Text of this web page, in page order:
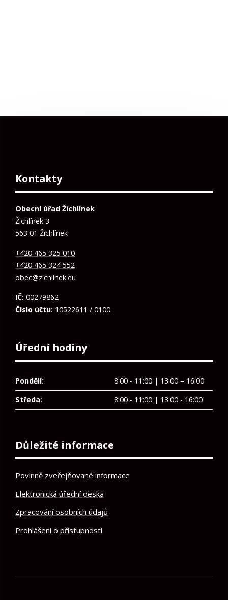
Kontakty
Obecní úřad Žichlínek
Žichlínek 3
563 01 Žichlínek
+420 465 325 010
+420 465 324 552
obec@zichlinek.eu
IČ: 00279862
Číslo účtu: 10522611 / 0100
Úřední hodiny
Pondělí:
8:00 - 11:00 | 13:00 – 16:00
Středa:
8:00 - 11:00 | 13:00 - 16:00
Důležité informace
Povinně zveřejňované informace
Elektronická úřední deska
Zpracování osobních údajů
Prohlášení o přístupnosti